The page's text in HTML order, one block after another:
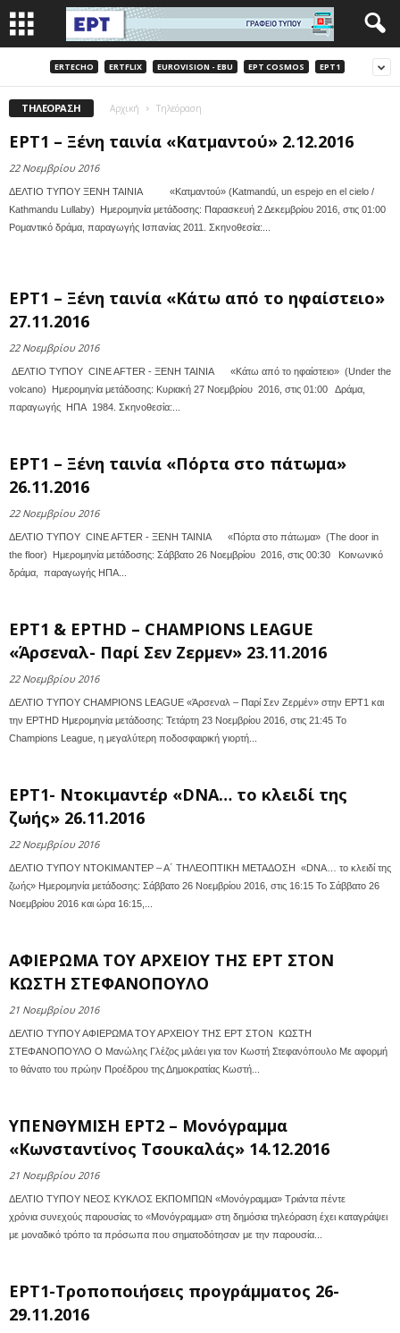
ERTECHO ERTFLIX EUROVISION - EBU EΡΤ COSMOS EΡΤ1
ΤΗΛΕΌΡΑΣΗ Αρχική Τηλεόραση
ΕΡΤ1 – Ξένη ταινία «Κατμαντού» 2.12.2016
22 Νοεμβρίου 2016
ΔΕΛΤΙΟ ΤΥΠΟΥ ΞΕΝΗ ΤΑΙΝΙΑ «Κατμαντού» (Katmandú, un espejo en el cielo /
Kathmandu Lullaby) Ημερομηνία μετάδοσης: Παρασκευή 2 Δεκεμβρίου 2016, στις 01:00
Ρομαντικό δράμα, παραγωγής Ισπανίας 2011. Σκηνοθεσία:...
ΕΡΤ1 – Ξένη ταινία «Κάτω από το ηφαίστειο»
27.11.2016
22 Νοεμβρίου 2016
ΔΕΛΤΙΟ ΤΥΠΟΥ CINE AFTER - ΞΕΝΗ ΤΑΙΝΙΑ «Κάτω από το ηφαίστειο» (Under the
volcano) Ημερομηνία μετάδοσης: Κυριακή 27 Νοεμβρίου 2016, στις 01:00 Δράμα,
παραγωγής ΗΠΑ 1984. Σκηνοθεσία:...
ΕΡΤ1 – Ξένη ταινία «Πόρτα στο πάτωμα»
26.11.2016
22 Νοεμβρίου 2016
ΔΕΛΤΙΟ ΤΥΠΟΥ CINE AFTER - ΞΕΝΗ ΤΑΙΝΙΑ «Πόρτα στο πάτωμα» (The door in
the floor) Ημερομηνία μετάδοσης: Σάββατο 26 Νοεμβρίου 2016, στις 00:30 Κοινωνικό
δράμα, παραγωγής ΗΠΑ...
ΕΡΤ1 & ΕΡΤHD – CHAMPIONS LEAGUE
«Άρσεναλ- Παρί Σεν Ζερμεν» 23.11.2016
22 Νοεμβρίου 2016
ΔΕΛΤΙΟ ΤΥΠΟΥ CHAMPIONS LEAGUE «Άρσεναλ – Παρί Σεν Ζερμέν» στην ΕΡΤ1 και
την ΕΡΤHD Ημερομηνία μετάδοσης: Τετάρτη 23 Νοεμβρίου 2016, στις 21:45 Το
Champions League, η μεγαλύτερη ποδοσφαιρική γιορτή...
ΕΡΤ1- Ντοκιμαντέρ «DNA… το κλειδί της
ζωής» 26.11.2016
22 Νοεμβρίου 2016
ΔΕΛΤΙΟ ΤΥΠΟΥ ΝΤΟΚΙΜΑΝΤΕΡ – Α΄ ΤΗΛΕΟΠΤΙΚΗ ΜΕΤΑΔΟΣΗ «DNA… το κλειδί της
ζωής» Ημερομηνία μετάδοσης: Σάββατο 26 Νοεμβρίου 2016, στις 16:15 To Σάββατο 26
Νοεμβρίου 2016 και ώρα 16:15,...
ΑΦΙΕΡΩΜΑ ΤΟΥ ΑΡΧΕΙΟΥ ΤΗΣ ΕΡΤ ΣΤΟΝ
ΚΩΣΤΗ ΣΤΕΦΑΝΟΠΟΥΛΟ
21 Νοεμβρίου 2016
ΔΕΛΤΙΟ ΤΥΠΟΥ ΑΦΙΕΡΩΜΑ ΤΟΥ ΑΡΧΕΙΟΥ ΤΗΣ ΕΡΤ ΣΤΟΝ ΚΩΣΤΗ
ΣΤΕΦΑΝΟΠΟΥΛΟ Ο Μανώλης Γλέζος μιλάει για τον Κωστή Στεφανόπουλο Με αφορμή
το θάνατο του πρώην Προέδρου της Δημοκρατίας Κωστή...
ΥΠΕΝΘΥΜΙΣΗ ΕΡΤ2 – Μονόγραμμα
«Κωνσταντίνος Τσουκαλάς» 14.12.2016
21 Νοεμβρίου 2016
ΔΕΛΤΙΟ ΤΥΠΟΥ ΝΕΟΣ ΚΥΚΛΟΣ ΕΚΠΟΜΠΩΝ «Μονόγραμμα» Τριάντα πέντε
χρόνια συνεχούς παρουσίας το «Μονόγραμμα» στη δημόσια τηλεόραση έχει καταγράψει
με μοναδικό τρόπο τα πρόσωπα που σηματοδότησαν με την παρουσία...
ΕΡΤ1-Τροποποιήσεις προγράμματος 26-
29.11.2016